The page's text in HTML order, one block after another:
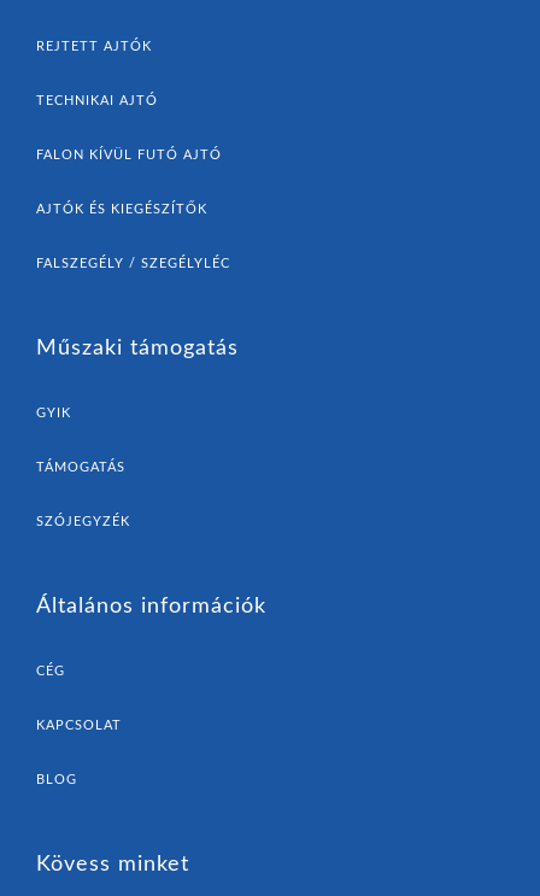
REJTETT AJTÓK
TECHNIKAI AJTÓ
FALON KÍVÜL FUTÓ AJTÓ
AJTÓK ÉS KIEGÉSZÍTŐK
FALSZEGÉLY / SZEGÉLYLÉC
Műszaki támogatás
GYIK
TÁMOGATÁS
SZÓJEGYZÉK
Általános információk
CÉG
KAPCSOLAT
BLOG
Kövess minket